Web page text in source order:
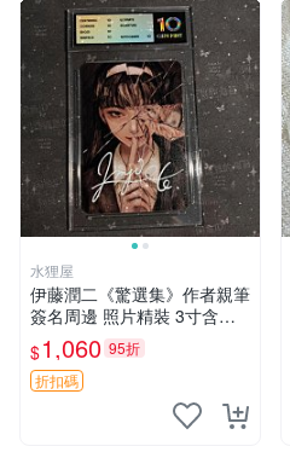
水狸屋
伊藤潤二《驚選集》作者親筆
簽名周邊 照片精裝 3寸含原
裝卡磚 收藏級紀念照 驚選集
親筆簽名 周邊收藏
$1,060 95折
折扣碼